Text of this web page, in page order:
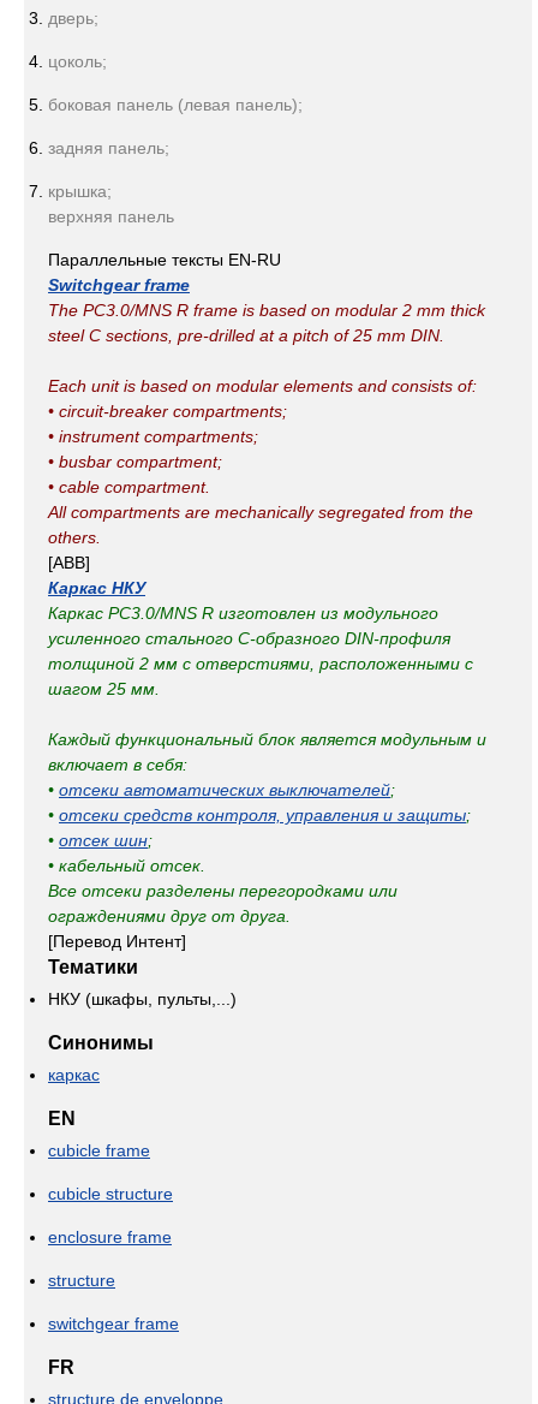
дверь;
цоколь;
боковая панель (левая панель);
задняя панель;
крышка;
верхняя панель
Параллельные тексты EN-RU
Switchgear frame
The PC3.0/MNS R frame is based on modular 2 mm thick
steel C sections, pre-drilled at a pitch of 25 mm DIN.
Each unit is based on modular elements and consists of:
• circuit-breaker compartments;
• instrument compartments;
• busbar compartment;
• cable compartment.
All compartments are mechanically segregated from the
others.
[ABB]
Каркас НКУ
Каркас PC3.0/MNS R изготовлен из модульного
усиленного стального С-образного DIN-профиля
толщиной 2 мм с отверстиями, расположенными с
шагом 25 мм.
Каждый функциональный блок является модульным и
включает в себя:
• отсеки автоматических выключателей;
• отсеки средств контроля, управления и защиты;
• отсек шин;
• кабельный отсек.
Все отсеки разделены перегородками или
ограждениями друг от друга.
[Перевод Интент]
Тематики
НКУ (шкафы, пульты,...)
Синонимы
каркас
EN
cubicle frame
cubicle structure
enclosure frame
structure
switchgear frame
FR
structure de enveloppe